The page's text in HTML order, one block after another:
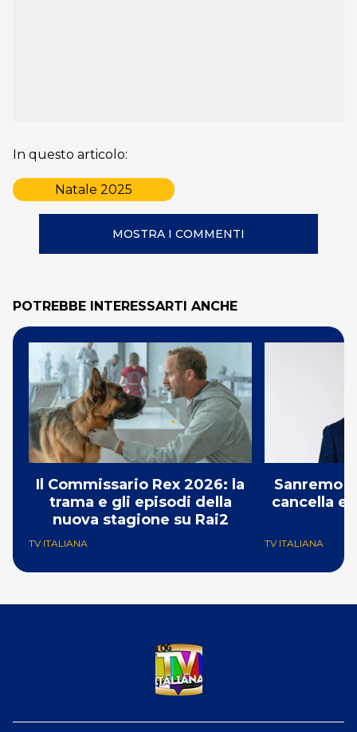
In questo articolo:
Natale 2025
MOSTRA I COMMENTI
POTREBBE INTERESSARTI ANCHE
Il Commissario Rex 2026: la
trama e gli episodi della
nuova stagione su Rai2
TV ITALIANA
Sanremo
cancella e
TV ITALIANA